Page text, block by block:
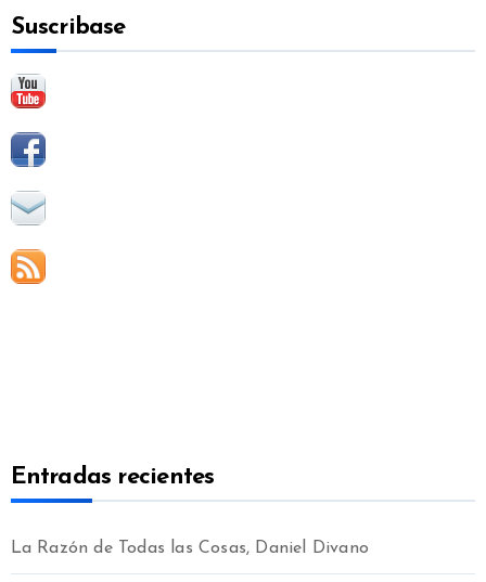
r
:
Suscribase
Entradas recientes
La Razón de Todas las Cosas, Daniel Divano